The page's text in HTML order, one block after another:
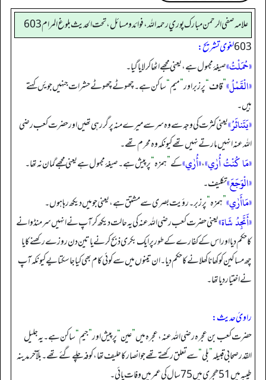
علامه صفي الرحمن مبارك پوري رحمه الله، فوائد و مسائل، تحت الحديث بلوغ المرام 603
603لغوی تشریح:
«حُمَلْتُ»صیغۂ مجہول ہے، یعنی مجھے اٹھا کر لایا گیا۔
«الْقَمْلُ»”قاف“پر زبر اور”میم“ساکن ہے۔ چھوٹے چھوٹے حشرات جنہیں جویٔں کہتے
ہیں۔
«يَتَناثَرُ»یعنی کثرت کی وجہ سے وہ سر سے میرے منہ پر گر رہی تھیں اور حضرت کعب رضی
اللہ عنہ انہیں مارتے نہیں تھے کیونکہ وہ محرم تھے۔
«مَا كُنْتُ أُرٰي»،«أُرٰي»کے”ہمزہ“پر پیش ہے۔ صیغۂ مجہول ہے یعنی مجھے گمان نہ تھا۔
«الْوَجَعَ»تکلیف۔
«مَاأَرٰي»”ہمزہ“پر زبر۔ رؤیت بصری سے مشتق ہے، یعنی جو میں دیکھ رہا ہوں۔
«أَتَجِدُ شَاة»یعنی حضرت کعب رضی اللہ عنہ کی یہ حالت دیکھ کر آپ نے انہیں سر منڈوانے
کا حکم دیا اور اس کے کفارے کے طور پر ایک بکری ذبح کرنے یا تین دن روزے رکھنے کا یا
چھ مساکین کو کھانا کھلانے کا حکم دیا۔ ان تینوں میں سے کوئی کام بھی کیا جا سکتا یے کیونکہ آپ
نے اختیار دیا تھا۔
راویٔ حدیث:
حضرت کعب بن عجرہ رضی اللہ عنہ، عجرہ میں”عین“پر پیش اور”جیم“ساکن ہے۔ یہ جلیل
القدر صحابی قبیلہ”بلي“سے تعلق رکھتے تھے جو انصار کا حلیف تھا، کوفہ چلے گئے تھے۔ بلآخر مدینہ
طیبہ میں 51 ھجری میں 75 سال کی عمر میں وفات پائی۔